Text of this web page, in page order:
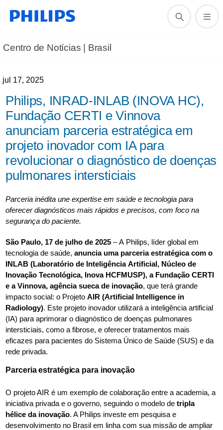
Centro de Notícias | Brasil
jul 17, 2025
Philips, INRAD-INLAB (INOVA HC),
Fundação CERTI e Vinnova
anunciam parceria estratégica em
projeto inovador com IA para
revolucionar o diagnóstico de doenças
pulmonares intersticiais
Parceria inédita une expertise em saúde e tecnologia para
oferecer diagnósticos mais rápidos e precisos, com foco na
segurança do paciente.
São Paulo, 17 de julho de 2025 – A Philips, líder global em
tecnologia de saúde,anuncia uma parceria estratégica com o
INLAB (Laboratório de Inteligência Artificial, Núcleo de
Inovação Tecnológica, Inova HCFMUSP), a Fundação CERTI
e a Vinnova, agência sueca de inovação, que terá grande
impacto social: o ProjetoAIR (Artificial Intelligence in
Radiology). Este projeto inovador utilizará a inteligência artificial
(IA) para aprimorar o diagnóstico de doenças pulmonares
intersticiais, como a fibrose, e oferecer tratamentos mais
eficazes para pacientes do Sistema Único de Saúde (SUS) e da
rede privada.
Parceria estratégica para inovação
O projeto AIR é um exemplo de colaboração entre a academia, a
iniciativa privada e o governo, seguindo o modelo detripla
hélice da inovação. A Philips investe em pesquisa e
desenvolvimento no Brasil em linha com sua missão de ampliar